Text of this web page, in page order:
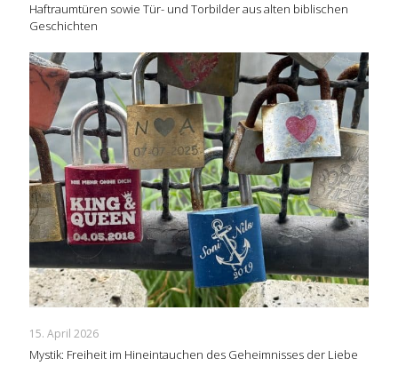
Haftraumtüren sowie Tür- und Torbilder aus alten biblischen
Geschichten
15. April 2026
Mystik: Freiheit im Hineintauchen des Geheimnisses der Liebe